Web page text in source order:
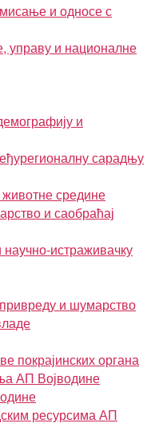
и односе с
управу и националне
и
сарадњу
средине
и саобраћај
истраживачку
и шумарство
покрајинских органа
АП Војводине
ресурсима АП